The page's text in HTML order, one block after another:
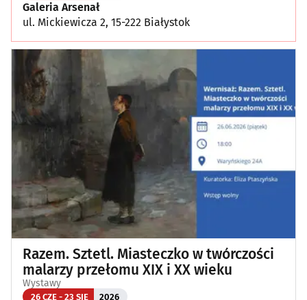
Galeria Arsenał
ul. Mickiewicza 2, 15-222 Białystok
Razem. Sztetl. Miasteczko w twórczości
malarzy przełomu XIX i XX wieku
Wystawy
26 CZE - 23 SIE 2026